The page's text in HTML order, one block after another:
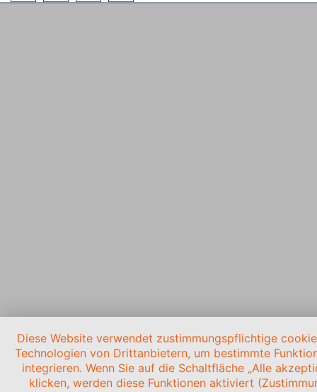
Diese Website verwendet zustimmungspflichtige
Technologien von Drittanbietern, um bestimmte
integrieren. Wenn Sie auf die Schaltfläche „Alle
klicken, werden diese Funktionen aktiviert